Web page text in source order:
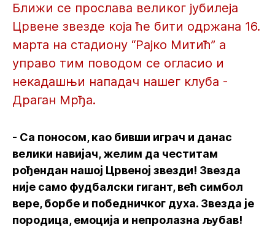
Ближи се прослава великог јубилеја
Црвене звезде која ће бити одржана 16.
марта на стадиону “Рајко Митић” а
управо тим поводом се огласио и
некадашњи нападач нашег клуба -
Драган Мрђа.
- Са поносом, као бивши играч и данас
велики навијач, желим да честитам
рођендан нашој Црвеној звезди! Звезда
није само фудбалски гигант, већ симбол
вере, борбе и победничког духа. Звезда је
породица, емоција и непролазна љубав!